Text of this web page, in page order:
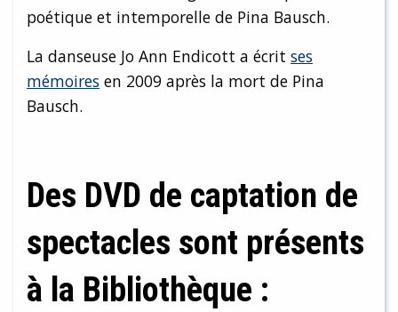
poétique et intemporelle de Pina Bausch.
La danseuse Jo Ann Endicott a écrit ses
mémoires en 2009 après la mort de Pina
Bausch.
Des DVD de captation de
spectacles sont présents
à la Bibliothèque :